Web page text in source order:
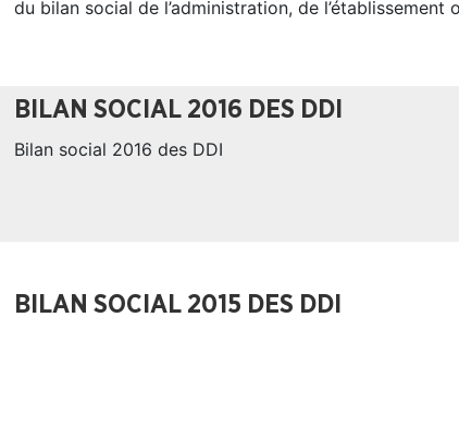
du bilan social de l’administration, de l’établissement
BILAN SOCIAL 2016 DES DDI
Bilan social 2016 des DDI
BILAN SOCIAL 2015 DES DDI